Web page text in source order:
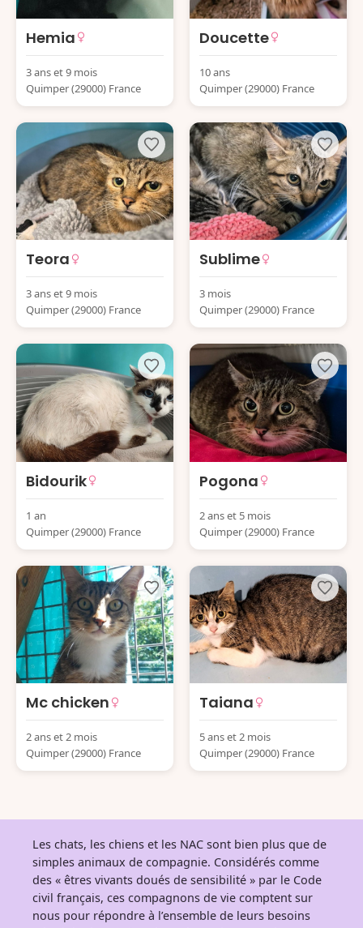
Hemia
3 ans et 9 mois
Quimper (29000) France
Doucette
10 ans
Quimper (29000) France
Teora
3 ans et 9 mois
Quimper (29000) France
Sublime
3 mois
Quimper (29000) France
Bidourik
1 an
Quimper (29000) France
Pogona
2 ans et 5 mois
Quimper (29000) France
Mc chicken
2 ans et 2 mois
Quimper (29000) France
Taiana
5 ans et 2 mois
Quimper (29000) France
Les chats, les chiens et les NAC sont bien plus que de
simples animaux de compagnie. Considérés comme
des « êtres vivants doués de sensibilité » par le Code
civil français, ces compagnons de vie comptent sur
nous pour répondre à l’ensemble de leurs besoins